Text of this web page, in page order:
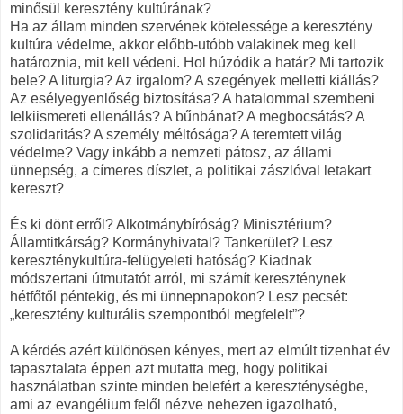
minősül keresztény kultúrának?
Ha az állam minden szervének kötelessége a keresztény
kultúra védelme, akkor előbb-utóbb valakinek meg kell
határoznia, mit kell védeni. Hol húzódik a határ? Mi tartozik
bele? A liturgia? Az irgalom? A szegények melletti kiállás?
Az esélyegyenlőség biztosítása? A hatalommal szembeni
lelkiismereti ellenállás? A bűnbánat? A megbocsátás? A
szolidaritás? A személy méltósága? A teremtett világ
védelme? Vagy inkább a nemzeti pátosz, az állami
ünnepség, a címeres díszlet, a politikai zászlóval letakart
kereszt?
És ki dönt erről? Alkotmánybíróság? Minisztérium?
Államtitkárság? Kormányhivatal? Tankerület? Lesz
kereszténykultúra-felügyeleti hatóság? Kiadnak
módszertani útmutatót arról, mi számít kereszténynek
hétfőtől péntekig, és mi ünnepnapokon? Lesz pecsét:
„keresztény kulturális szempontból megfelelt”?
A kérdés azért különösen kényes, mert az elmúlt tizenhat év
tapasztalata éppen azt mutatta meg, hogy politikai
használatban szinte minden belefért a kereszténységbe,
ami az evangélium felől nézve nehezen igazolható,